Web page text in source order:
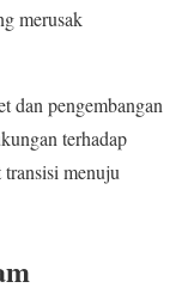
merusak
dan pengembangan
terhadap
menuju